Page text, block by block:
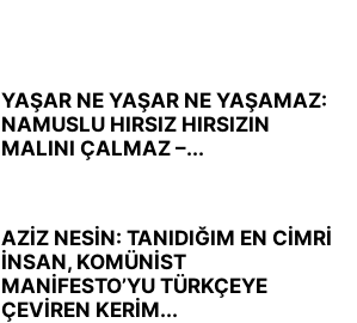
YAŞAR NE YAŞAR NE YAŞAMAZ:
NAMUSLU HIRSIZ HIRSIZIN
MALINI ÇALMAZ –...
AZİZ NESİN: TANIDIĞIM EN CİMRİ
İNSAN, KOMÜNİST
MANİFESTO’YU TÜRKÇEYE
ÇEVİREN KERİM...